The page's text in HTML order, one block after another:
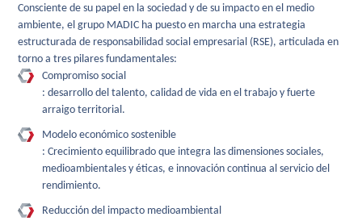
Consciente de su papel en la sociedad y de su impacto en el medio
ambiente, el grupo MADIC ha puesto en marcha una estrategia
estructurada de responsabilidad social empresarial (RSE), articulada en
torno a tres pilares fundamentales:
Compromiso social
: desarrollo del talento, calidad de vida en el trabajo y fuerte
arraigo territorial.
Modelo económico sostenible
: Crecimiento equilibrado que integra las dimensiones sociales,
medioambientales y éticas, e innovación continua al servicio del
rendimiento.
Reducción del impacto medioambiental